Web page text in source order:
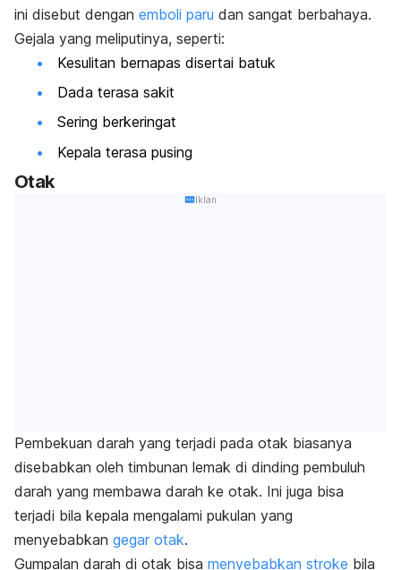
ini disebut dengan emboli paru dan sangat berbahaya.
Gejala yang meliputinya, seperti:
Kesulitan bernapas disertai batuk
Dada terasa sakit
Sering berkeringat
Kepala terasa pusing
Otak
Iklan
Pembekuan darah yang terjadi pada otak biasanya
disebabkan oleh timbunan lemak di dinding pembuluh
darah yang membawa darah ke otak. Ini juga bisa
terjadi bila kepala mengalami pukulan yang
menyebabkan gegar otak.
Gumpalan darah di otak bisa menyebabkan stroke bila